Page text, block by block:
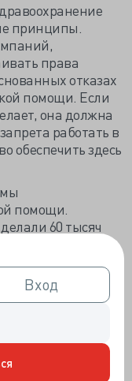
Вход
Вход
принципы.
права
отказах
помощи. Если
она должна
работать в
обеспечить здесь
помощи.
60 тысяч
2014-м – 715
без очереди, и
нужно понимать,
клиник, где